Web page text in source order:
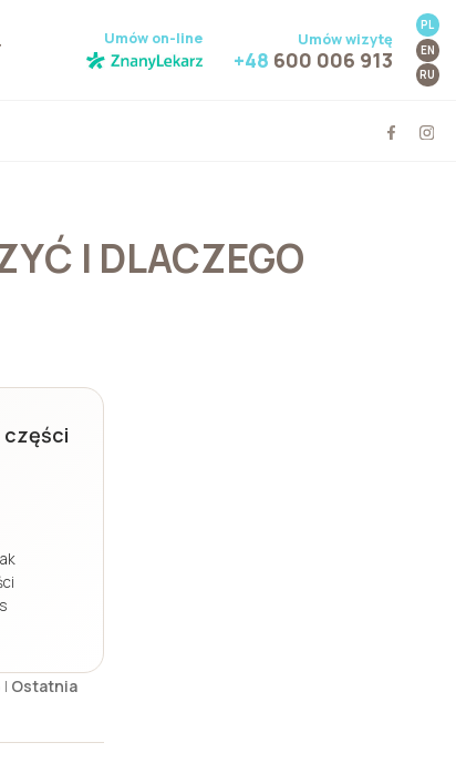
Umów on-line Umów wizytę
+48 600 006 913
PL
EN
RU
I DLACZEGO
części
Ostatnia